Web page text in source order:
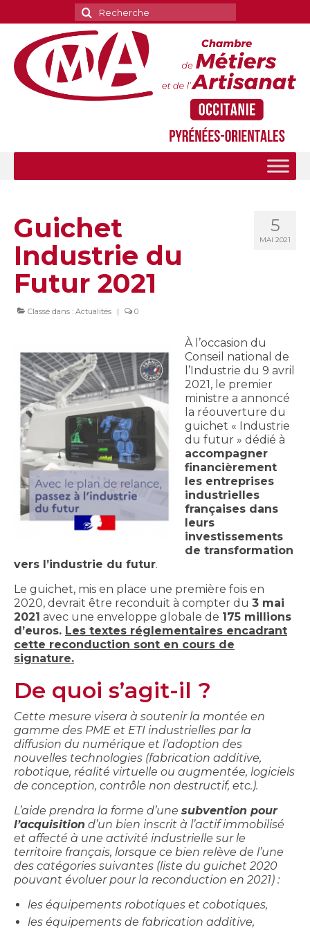
Rechercher
:
5
MAI 2021
Guichet
Industrie du
Futur 2021
Classé dans : Actualités | 0
À l’occasion du
Conseil national de
l’Industrie du 9 avril
2021, le premier
ministre a annoncé
la réouverture du
guichet « Industrie
du futur » dédié à
accompagner
financièrement
les entreprises
industrielles
françaises dans
leurs
investissements
de transformation
vers l’industrie du futur.
Le guichet, mis en place une première fois en
2020, devrait être reconduit à compter du 3 mai
2021 avec une enveloppe globale de 175 millions
d’euros. Les textes réglementaires encadrant
cette reconduction sont en cours de
signature.
De quoi s’agit-il ?
Cette mesure visera à soutenir la montée en
gamme des PME et ETI industrielles par la
diffusion du numérique et l’adoption des
nouvelles technologies (fabrication additive,
robotique, réalité virtuelle ou augmentée, logiciels
de conception, contrôle non destructif, etc.).
L’aide prendra la forme d’une subvention pour
l’acquisition d’un bien inscrit à l’actif immobilisé
et affecté à une activité industrielle sur le
territoire français, lorsque ce bien relève de l’une
des catégories suivantes (liste du guichet 2020
pouvant évoluer pour la reconduction en 2021) :
les équipements robotiques et cobotiques,
les équipements de fabrication additive,